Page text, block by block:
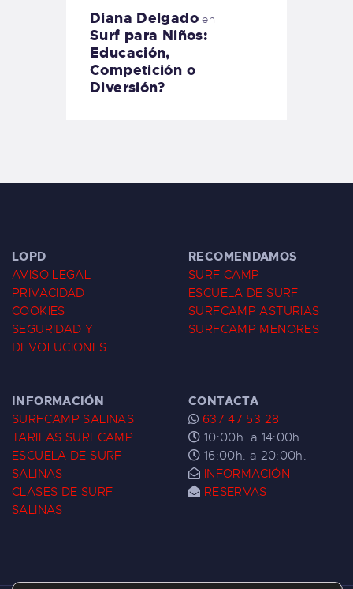
Diana Delgadoen
Surf para Niños:
Educación,
Competición o
Diversión?
LOPD
AVISO LEGAL
PRIVACIDAD
COOKIES
SEGURIDAD Y
DEVOLUCIONES
RECOMENDAMOS
SURF CAMP
ESCUELA DE SURF
SURFCAMP ASTURIAS
SURFCAMP MENORES
INFORMACIÓN
SURFCAMP SALINAS
TARIFAS SURFCAMP
ESCUELA DE SURF
SALINAS
CLASES DE SURF
SALINAS
CONTACTA
637 47 53 28
10:00h. a 14:00h.
16:00h. a 20:00h.
INFORMACIÓN
RESERVAS